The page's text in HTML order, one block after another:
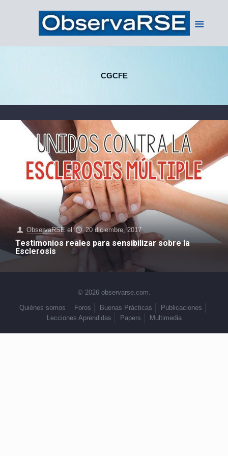
CGCFE
ObservaRSE el 20 diciembre, 2017
Testimonios reales para sensibilizar sobre la
Esclerosis
© 2026 observarse.com.
Quiénes somos
Foros Buenas Prácticas
Publicaciones
Lecciones Aprendidas
Papers Multimedia